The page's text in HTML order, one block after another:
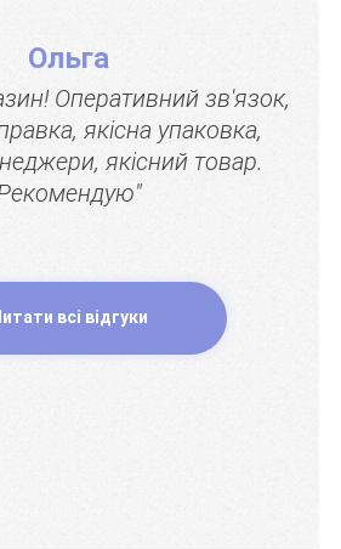
Ольга
Оперативний зв'язок,
якісна упаковка,
якісний товар.
всі відгуки